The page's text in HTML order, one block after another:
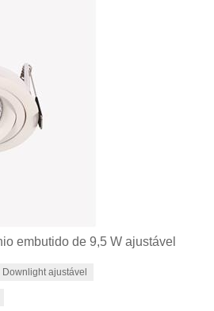
embutido de 9,5 W ajustável
Downlight ajustável